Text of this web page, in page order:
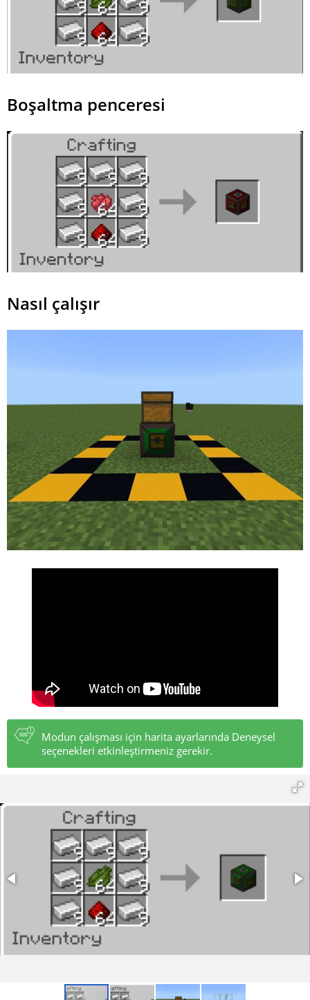
Boşaltma penceresi
Nasıl çalışır
Modun çalışması için harita ayarlarında Deneysel
seçenekleri etkinleştirmeniz gerekir.